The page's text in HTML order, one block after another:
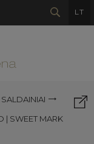
LT
| SWEET MARK